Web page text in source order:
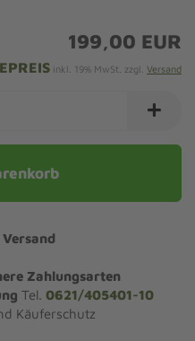
199,00 EUR
inkl. 19% MwSt. zzgl. Versand
Zahlungsarten
Tel. 0621/405401-10
Käuferschutz